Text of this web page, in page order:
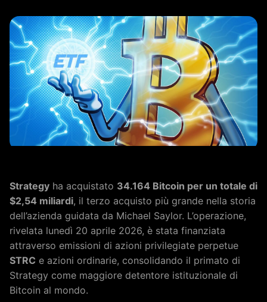
Strategy ha acquistato 34.164 Bitcoin per un totale di
$2,54 miliardi, il terzo acquisto più grande nella storia
dell’azienda guidata da Michael Saylor. L’operazione,
rivelata lunedì 20 aprile 2026, è stata finanziata
attraverso emissioni di azioni privilegiate perpetue
STRC e azioni ordinarie, consolidando il primato di
Strategy come maggiore detentore istituzionale di
Bitcoin al mondo.